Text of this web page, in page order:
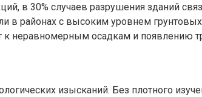
в 30% случаев разрушения зданий
в районах с высоким уровнем
неравномерным осадкам и появлению
изысканий. Без плотного